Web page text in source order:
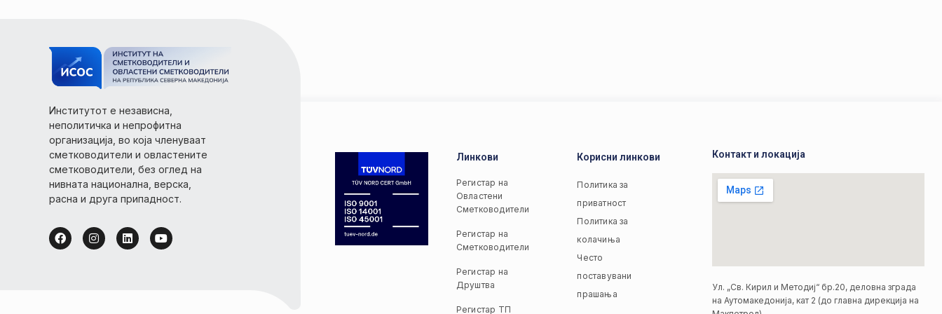
Институтот е независна,
неполитичка и непрофитна
организација, во која членуваат
сметководители и овластените
сметководители, без оглед на
нивната национална, верска,
расна и друга припадност.
Линкови
Регистар на
Овластени
Сметководители
Регистар на
Сметководители
Регистар на
Друштва
Регистар ТП
Корисни линкови
Политика за
приватност
Политика за
колачиња
Често
поставувани
прашања
Контакт и локација
Ул. „Св. Кирил и Методиј“ бр.20, деловна зграда
на Аутомакедонија, кат 2 (до главна дирекција на